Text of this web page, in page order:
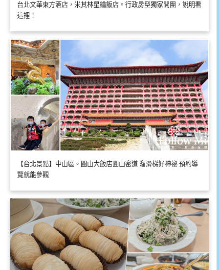
台北文華東方酒店，米其林星鑰飯店。行政房型獨家開團，說明看
這裡！
【台北景點】中山區。圓山大飯店圓山密道 溜滑梯好神祕 預約導
覽就能參觀